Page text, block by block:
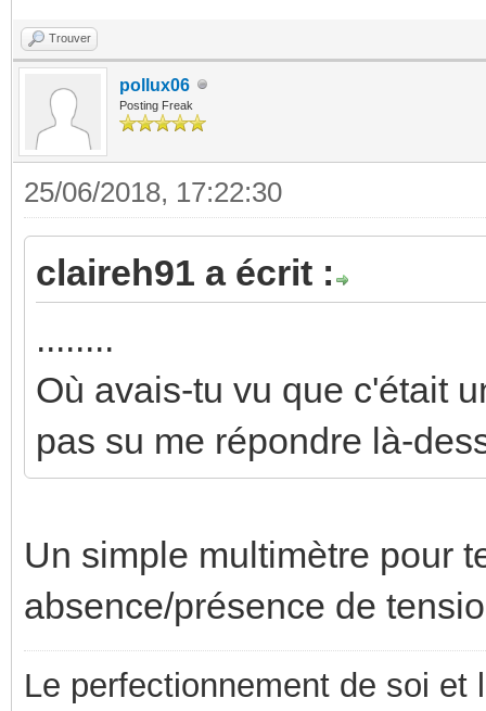
Trouver
pollux06
Posting Freak
25/06/2018, 17:22:30
claireh91 a écrit :
........
Où avais-tu vu que c'était
pas su me répondre là-
Un simple multimètre pour
absence/présence de
Le perfectionnement de soi